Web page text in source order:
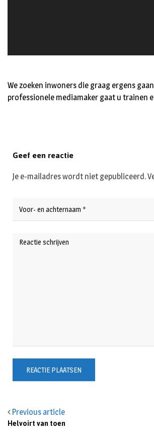
We zoeken inwoners die graag ergens
professionele mediamaker gaat u trainen
Previous article
Helvoirt van toen
Geef een reactie
Je e-mailadres wordt niet gepubliceerd.